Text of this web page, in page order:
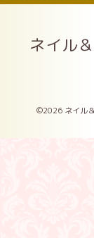
ネイル
©2026 ネイル